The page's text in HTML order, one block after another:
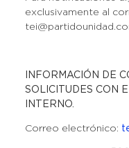
exclusivamente al
INFORMACIÓN DE
SOLICITUDES CON
INTERNO.
Correo electrónico: